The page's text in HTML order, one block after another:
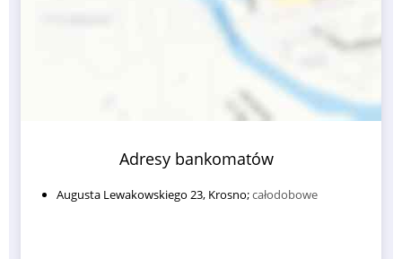
Adresy bankomatów
Augusta Lewakowskiego 23, Krosno;całodobowe